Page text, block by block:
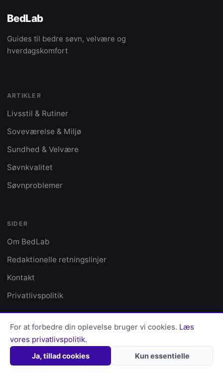
BedLab
Guides til bedre søvn, velvære og
hverdagskomfort
ARTIKLER
Livsstil & Rutiner
Soveværelse & Miljø
Sundhed & Velvære
Søvnkvalitet
Søvnproblemer
SIDER
Om BedLab
Redaktionelle retningslinjer
Kontakt
Privatlivspolitik
© 2026 BedLab · Alle rettigheder forbeholdes
Privatlivspolitik
Kontakt
For at forbedre din oplevelse bruger vi cookies. Læs
vores privatlivspolitik.
Ja, tillad cookies Kun essentielle